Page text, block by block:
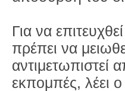
Για να
πρέπει να
αντιμετωπιστεί
εκπομπές, λέει